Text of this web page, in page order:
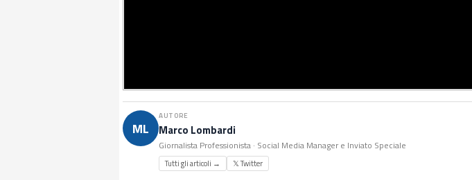
ML
AUTORE
Marco Lombardi
Giornalista Professionista · Social Media Manager e Inviato Speciale
Tutti gli articoli → 𝕏 Twitter